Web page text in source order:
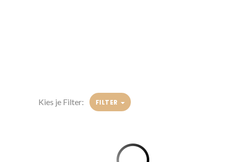
Kies je Filter: FILTER
Observ 520X Textuur